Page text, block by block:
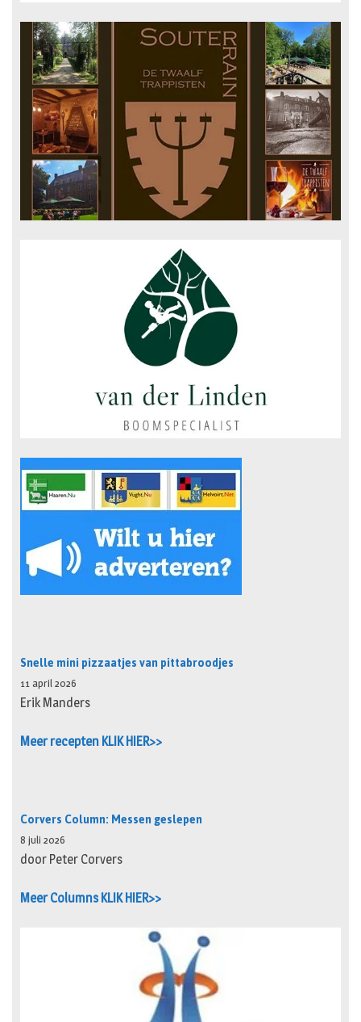
Snelle mini pizzaatjes van pittabroodjes
11 april 2026
Erik Manders
Meer recepten KLIK HIER>>
Corvers Column: Messen geslepen
8 juli 2026
door Peter Corvers
Meer Columns KLIK HIER>>